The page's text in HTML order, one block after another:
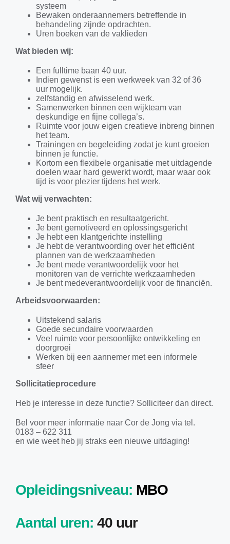
systeem
Bewaken onderaannemers betreffende in
behandeling zijnde opdrachten.
Uren boeken van de vaklieden
Wat bieden wij:
Een fulltime baan 40 uur.
Indien gewenst is een werkweek van 32 of 36
uur mogelijk.
zelfstandig en afwisselend werk.
Samenwerken binnen een wijkteam van
deskundige en fijne collega’s.
Ruimte voor jouw eigen creatieve inbreng binnen
het team.
Trainingen en begeleiding zodat je kunt groeien
binnen je functie.
Kortom een flexibele organisatie met uitdagende
doelen waar hard gewerkt wordt, maar waar ook
tijd is voor plezier tijdens het werk.
Wat wij verwachten:
Je bent praktisch en resultaatgericht.
Je bent gemotiveerd en oplossingsgericht
Je hebt een klantgerichte instelling
Je hebt de verantwoording over het efficiënt
plannen van de werkzaamheden
Je bent mede verantwoordelijk voor het
monitoren van de verrichte werkzaamheden
Je bent medeverantwoordelijk voor de financiën.
Arbeidsvoorwaarden:
Uitstekend salaris
Goede secundaire voorwaarden
Veel ruimte voor persoonlijke ontwikkeling en
doorgroei
Werken bij een aannemer met een informele
sfeer
Sollicitatieprocedure
Heb je interesse in deze functie? Solliciteer dan direct.
Bel voor meer informatie naar Cor de Jong via tel.
0183 – 622 311
en wie weet heb jij straks een nieuwe uitdaging!
Opleidingsniveau: MBO
Aantal uren: 40 uur